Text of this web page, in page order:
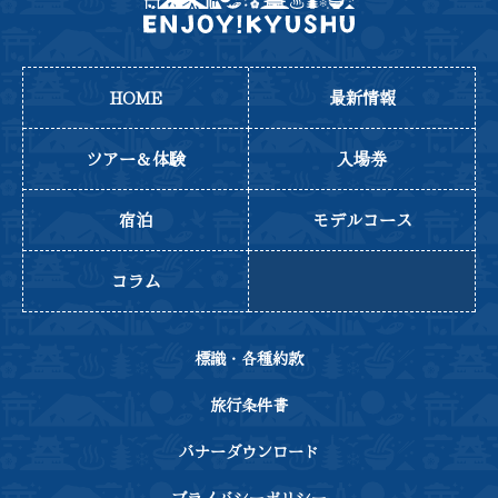
HOME 最新情報
ツアー＆体験 入場券
宿泊 モデルコース
コラム
標識・各種約款
旅行条件書
バナーダウンロード